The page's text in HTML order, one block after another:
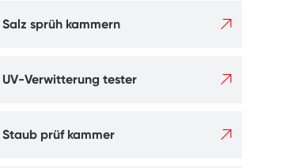
Salz sprüh kammern 
UV-Verwitterung tester 
Staub prüf kammer 